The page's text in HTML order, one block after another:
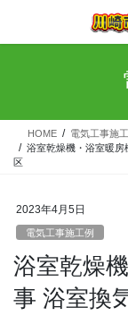
テ
ス
ゲ
ン
HOME 電気工事施
浴室乾燥機・浴室暖
区
2023年4月5日
電気工事施工例
浴室乾燥
事 浴室換